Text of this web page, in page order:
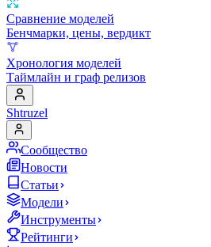
Сравнение моделей
Бенчмарки, цены, вердикт
Хронология моделей
Таймлайн и граф релизов
Shtruzel
Сообщество
Новости
Статьи
Модели
Инструменты
Рейтинги